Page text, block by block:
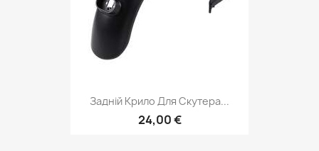
Задній Крило Для Скутера...
24,00 €